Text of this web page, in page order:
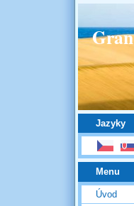
Jazyky
Menu
Úvod